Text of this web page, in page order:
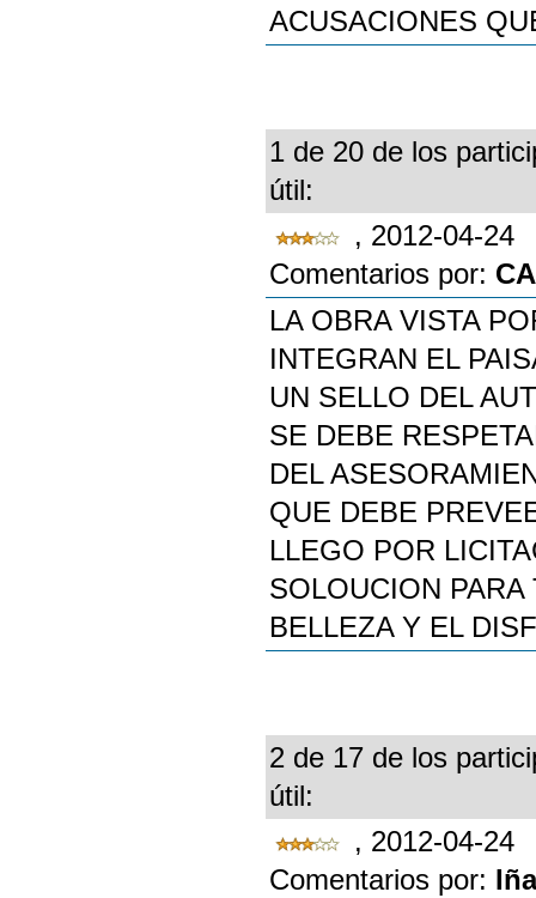
ACUSACIONES
1 de 20 de los
útil:
, 2012-04-24
Comentarios por:
LA OBRA VISTA
INTEGRAN EL
UN SELLO DEL
SE DEBE
DEL
QUE DEBE
LLEGO POR
SOLOUCION
BELLEZA Y EL
2 de 17 de los
útil:
, 2012-04-24
Comentarios por: